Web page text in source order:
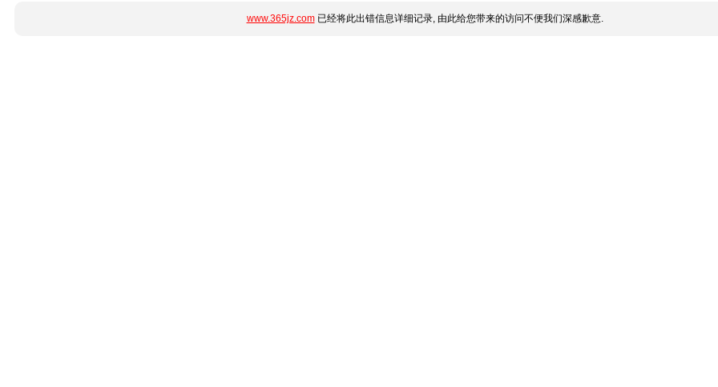
www.365jz.com已经将此出错信息详细记录, 由此给您带来的访问不便我们深感歉意.